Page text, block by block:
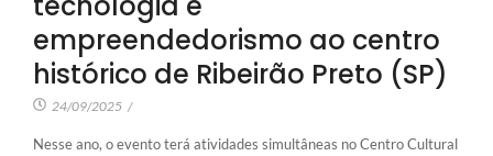
empreendedorismo ao centro
histórico de Ribeirão Preto (SP)
24/09/2025 /
Nesse ano, o evento terá atividades simultâneas no Centro Cultural